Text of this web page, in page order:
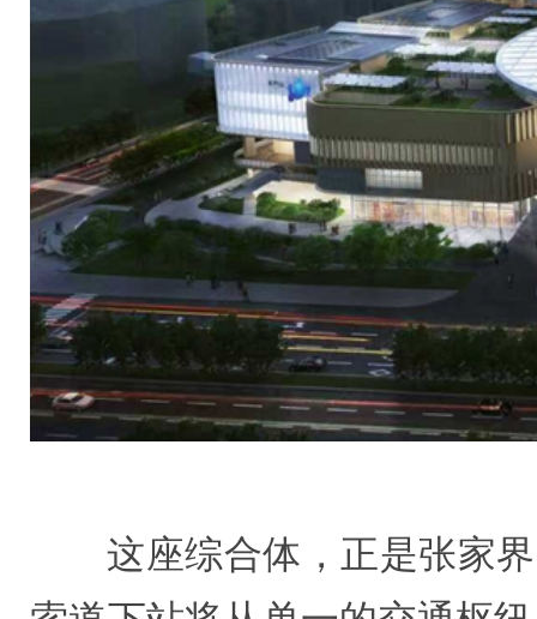
这座综合体，正是张家